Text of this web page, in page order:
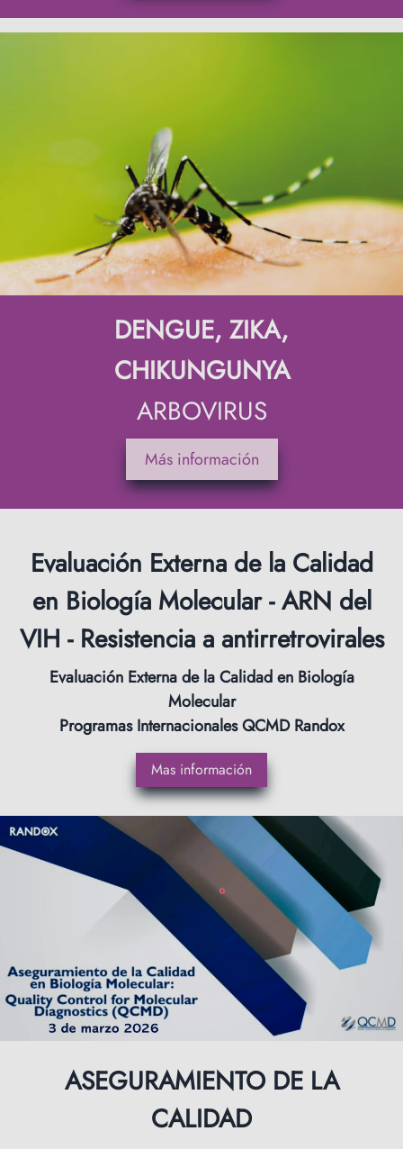
DENGUE, ZIKA,
CHIKUNGUNYA
ARBOVIRUS
Más información
Evaluación Externa de la Calidad
en Biología Molecular - ARN del
VIH - Resistencia a antirretrovirales
Evaluación Externa de la Calidad en Biología
Molecular
Programas Internacionales QCMD Randox
Mas información
ASEGURAMIENTO DE LA
CALIDAD